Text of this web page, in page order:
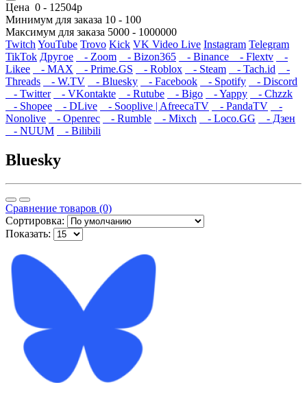
Цена 0 - 12504р
Минимум для заказа 10 - 100
Максимум для заказа 5000 - 1000000
Twitch YouTube Trovo Kick VK Video Live Instagram Telegram
TikTok Другое - Zoom - Bizon365 - Binance - Flextv
-
Likee
- MAX - Prime.GS - Roblox - Steam - Tach.id
-
Threads
- W.TV - Bluesky - Facebook - Spotify
- Discord
- Twitter
- VKontakte - Rutube - Bigo - Yappy
- Chzzk
- Shopee
- DLive - Sooplive | AfreecaTV - PandaTV
-
Nonolive
- Openrec - Rumble - Mixch - Loco.GG
- Дзен
- NUUM
- Bilibili
Bluesky
Сравнение товаров (0)
Сортировка:
Показать: